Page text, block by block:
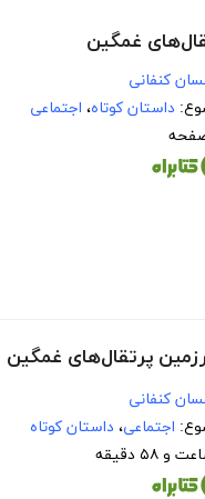
غمگین
کنفانی
داستان کوتاه، اجتماعی
پرتقال‌های غمگین
کنفانی
اجتماعی، داستان کوتاه